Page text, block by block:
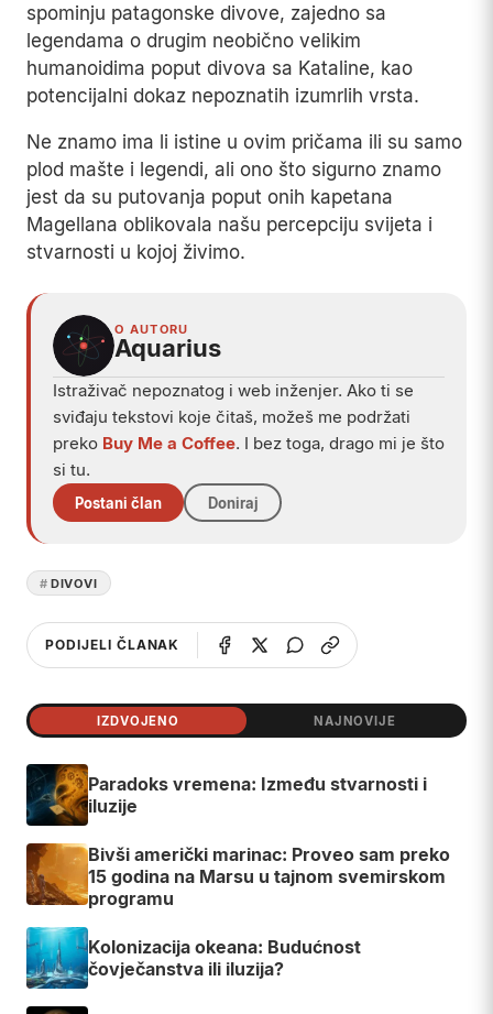
spominju patagonske divove, zajedno sa
legendama o drugim neobično velikim
humanoidima poput divova sa Kataline, kao
potencijalni dokaz nepoznatih izumrlih vrsta.
Ne znamo ima li istine u ovim pričama ili su samo
plod mašte i legendi, ali ono što sigurno znamo
jest da su putovanja poput onih kapetana
Magellana oblikovala našu percepciju svijeta i
stvarnosti u kojoj živimo.
O AUTORU
Aquarius
Istraživač nepoznatog i web inženjer. Ako ti se
sviđaju tekstovi koje čitaš, možeš me podržati
preko Buy Me a Coffee. I bez toga, drago mi je što
si tu.
Postani član Doniraj
DIVOVI
PODIJELI ČLANAK
IZDVOJENO NAJNOVIJE
Paradoks vremena: Između stvarnosti i
iluzije
Bivši američki marinac: Proveo sam preko
15 godina na Marsu u tajnom svemirskom
programu
Kolonizacija okeana: Budućnost
čovječanstva ili iluzija?